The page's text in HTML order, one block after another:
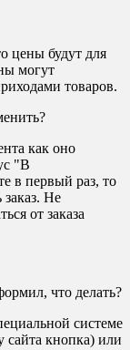
цены будут для
могут
товаров.
как оно
"В
в первый раз, то
Не
от заказа
что делать?
системе
сайта кнопка) или